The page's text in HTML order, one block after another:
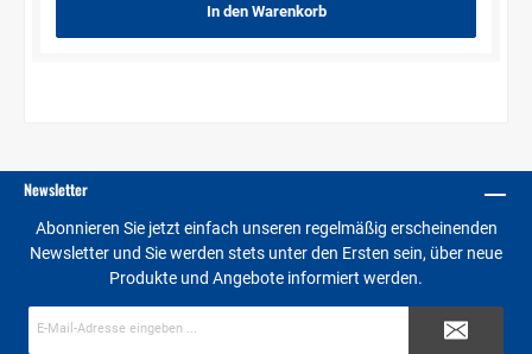
In den Warenkorb
Newsletter
Abonnieren Sie jetzt einfach unseren regelmäßig erscheinenden
Newsletter und Sie werden stets unter den Ersten sein, über neue
Produkte und Angebote informiert werden.